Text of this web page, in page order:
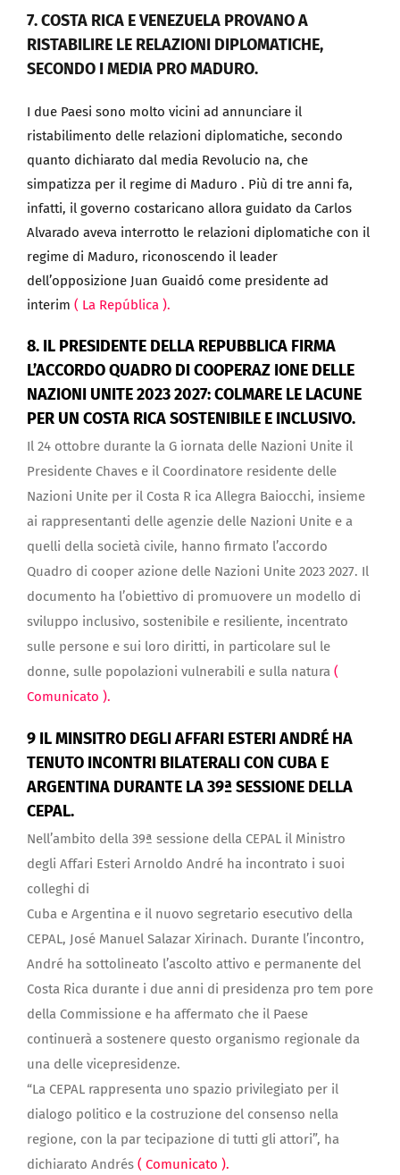
7. COSTA RICA E VENEZUELA PROVANO A
RISTABILIRE LE RELAZIONI DIPLOMATICHE,
SECONDO I MEDIA PRO MADURO.
I due Paesi sono molto vicini ad annunciare il
ristabilimento delle relazioni diplomatiche, secondo
quanto dichiarato dal media Revolucio na, che
simpatizza per il regime di Maduro . Più di tre anni fa,
infatti, il governo costaricano allora guidato da Carlos
Alvarado aveva interrotto le relazioni diplomatiche con il
regime di Maduro, riconoscendo il leader
dell’opposizione Juan Guaidó come presidente ad
interim ( La República ).
8. IL PRESIDENTE DELLA REPUBBLICA FIRMA
L’ACCORDO QUADRO DI COOPERAZ IONE DELLE
NAZIONI UNITE 2023 2027: COLMARE LE LACUNE
PER UN COSTA RICA SOSTENIBILE E INCLUSIVO.
Il 24 ottobre durante la G iornata delle Nazioni Unite il
Presidente Chaves e il Coordinatore residente delle
Nazioni Unite per il Costa R ica Allegra Baiocchi, insieme
ai rappresentanti delle agenzie delle Nazioni Unite e a
quelli della società civile, hanno firmato l’accordo
Quadro di cooper azione delle Nazioni Unite 2023 2027. Il
documento ha l’obiettivo di promuovere un modello di
sviluppo inclusivo, sostenibile e resiliente, incentrato
sulle persone e sui loro diritti, in particolare sul le
donne, sulle popolazioni vulnerabili e sulla natura (
Comunicato ).
9 IL MINSITRO DEGLI AFFARI ESTERI ANDRÉ HA
TENUTO INCONTRI BILATERALI CON CUBA E
ARGENTINA DURANTE LA 39ª SESSIONE DELLA
CEPAL.
Nell’ambito della 39ª sessione della CEPAL il Ministro
degli Affari Esteri Arnoldo André ha incontrato i suoi
colleghi di
Cuba e Argentina e il nuovo segretario esecutivo della
CEPAL, José Manuel Salazar Xirinach. Durante l’incontro,
André ha sottolineato l’ascolto attivo e permanente del
Costa Rica durante i due anni di presidenza pro tem pore
della Commissione e ha affermato che il Paese
continuerà a sostenere questo organismo regionale da
una delle vicepresidenze.
“La CEPAL rappresenta uno spazio privilegiato per il
dialogo politico e la costruzione del consenso nella
regione, con la par tecipazione di tutti gli attori”, ha
dichiarato Andrés( Comunicato ).